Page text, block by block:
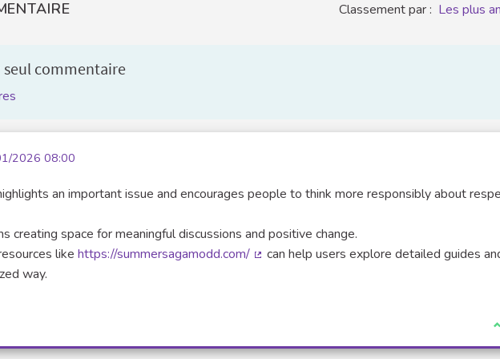
Classement par : Les plus
seul commentaire
2026 08:00
an important issue and encourages people to think more responsibly about
creating space for meaningful discussions and positive change.
like https://summersagamodd.com/
can help users explore detailed guides
way.